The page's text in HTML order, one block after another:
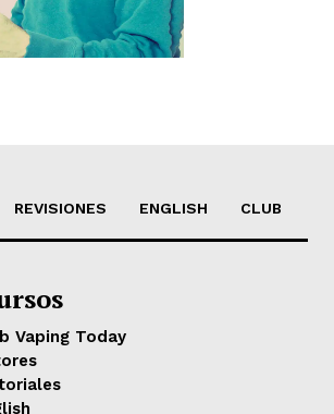
REVISIONES ENGLISH CLUB
Vaping Today